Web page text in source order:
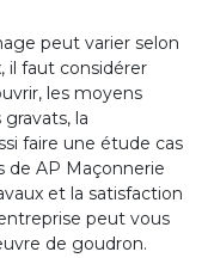
peut varier selon
il faut considérer
les moyens
la
faire une étude cas
de AP Maçonnerie
et la satisfaction
peut vous
de goudron.